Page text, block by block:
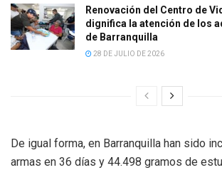
Renovación del Centro de
dignifica la atención de los
de Barranquilla
28 DE JULIO DE 2026
De igual forma, en Barranquilla han sido
armas en 36 días y 44.498 gramos de